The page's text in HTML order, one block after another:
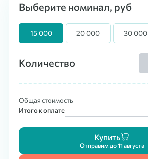
Выберите номинал, руб
15 000 20 000 30 000
Количество
Общая стоимость
Итого к оплате
Купить
Отправим до 11 августа